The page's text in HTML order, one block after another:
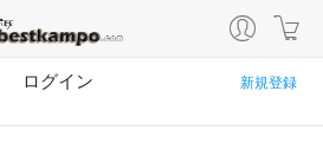
ログイン 新規登録